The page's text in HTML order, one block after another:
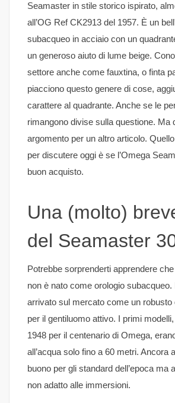
Seamaster in stile storico ispirato,
all’OG Ref CK2913 del 1957. È un
subacqueo in acciaio con un
un generoso aiuto di lume beige.
settore anche come fauxtina, o finta
piacciono questo genere di cose,
carattere al quadrante. Anche se le
rimangono divise sulla questione. Ma
argomento per un altro articolo.
per discutere oggi è se l’Omega
buon acquisto.
Una (molto)
del Seamaster
Potrebbe sorprenderti apprendere
non è nato come orologio subacqueo.
arrivato sul mercato come un robusto
per il gentiluomo attivo. I primi
1948 per il centenario di Omega,
all’acqua solo fino a 60 metri. Ancora
buono per gli standard dell’epoca ma
non adatto alle immersioni.